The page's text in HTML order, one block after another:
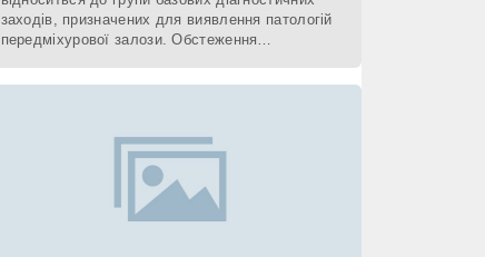
заходів, призначених для виявлення патологій
передміхурової залози. Обстеження